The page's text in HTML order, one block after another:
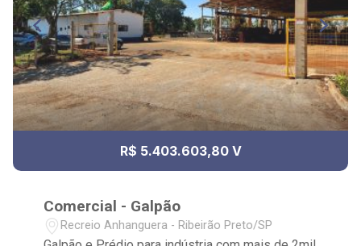
R$ 5.403.603,80 V
Comercial - Galpão
Recreio Anhanguera - Ribeirão Preto/SP